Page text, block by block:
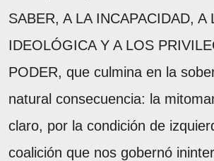
SABER, A LA INCAPACIDAD, A
IDEOLÓGICA Y A LOS
PODER, que culmina en la
natural consecuencia: la
claro, por la condición de
coalición que nos gobernó